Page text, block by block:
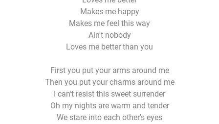
Makes me happy
Makes me feel this way
Ain't nobody
Loves me better than you
First you put your arms around me
Then you put your charms around me
I can't resist this sweet surrender
Oh my nights are warm and tender
We stare into each other's eyes